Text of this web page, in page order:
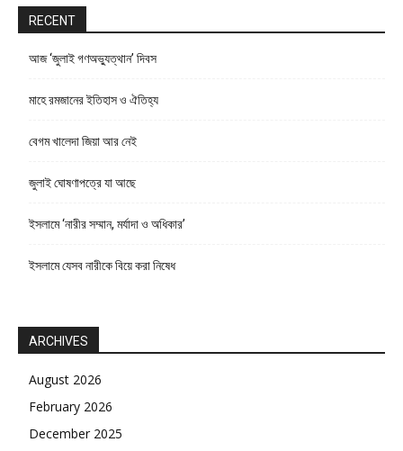
RECENT
আজ ‘জুলাই গণঅভ্যুত্থান’ দিবস
মাহে রমজানের ইতিহাস ও ঐতিহ্য
বেগম খালেদা জিয়া আর নেই
জুলাই ঘোষণাপত্রে যা আছে
ইসলামে ‘নারীর সম্মান, মর্যাদা ও অধিকার’
ইসলামে যেসব নারীকে বিয়ে করা নিষেধ
ARCHIVES
August 2026
February 2026
December 2025